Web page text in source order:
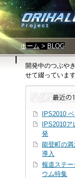
パンくずリスト
ホーム > BLOG
開発中のつぶや
せて綴っています
IPS2010
IPS2010
発
能登町の満
導入
報道ステー
ウム特集